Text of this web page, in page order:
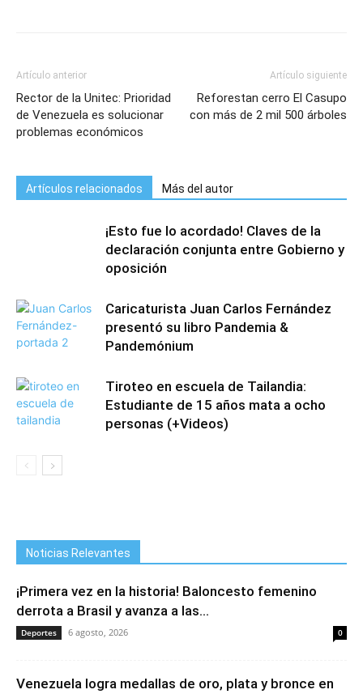
Artículo anterior
Rector de la Unitec: Prioridad
de Venezuela es solucionar
problemas económicos
Artículo siguiente
Reforestan cerro El Casupo
con más de 2 mil 500 árboles
Artículos relacionados Más del autor
¡Esto fue lo acordado! Claves de la
declaración conjunta entre Gobierno y
oposición
Caricaturista Juan Carlos Fernández
presentó su libro Pandemia &
Pandemónium
Tiroteo en escuela de Tailandia:
Estudiante de 15 años mata a ocho
personas (+Videos)
Noticias Relevantes
¡Primera vez en la historia! Baloncesto femenino
derrota a Brasil y avanza a las...
Deportes 6 agosto, 2026 0
Venezuela logra medallas de oro, plata y bronce en